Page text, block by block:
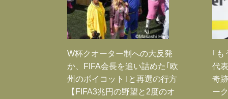
W杯クオーター制への大反発
か、FIFA会長を追い詰めた｢欧
州のボイコット｣と再選の行方
【FIFA3兆円の野望と2度のオ
｢も
代
奇
ー